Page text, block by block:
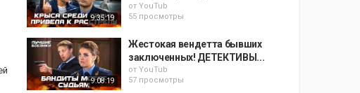
9:35:19
от YouTub
55 просмотры
9:08:19
Жестокая вендетта бывших
заключенных! ДЕТЕКТИВЫ...
от YouTub
57 просмотры